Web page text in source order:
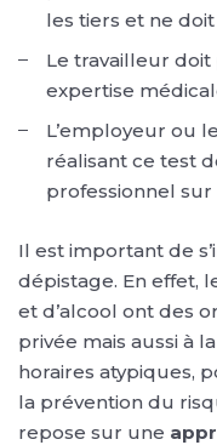
les tiers et ne
Le travailleur
expertise
L’employeur ou
réalisant ce test
professionnel
Il est important de
dépistage. En effet,
et d’alcool ont des
privée mais aussi à
horaires atypiques,
la prévention du
repose sur une